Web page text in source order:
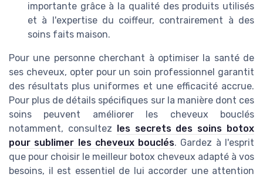
importante grâce à la qualité des produits utilisés
et à l'expertise du coiffeur, contrairement à des
soins faits maison.
Pour une personne cherchant à optimiser la santé de
ses cheveux, opter pour un soin professionnel garantit
des résultats plus uniformes et une efficacité accrue.
Pour plus de détails spécifiques sur la manière dont ces
soins peuvent améliorer les cheveux bouclés
notamment, consultez les secrets des soins botox
pour sublimer les cheveux bouclés. Gardez à l'esprit
que pour choisir le meilleur botox cheveux adapté à vos
besoins, il est essentiel de lui accorder une attention